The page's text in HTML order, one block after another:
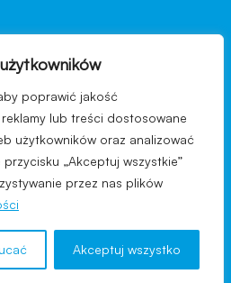
poprawić jakość
lub treści dostosowane
użytkowników oraz analizować
„Akceptuj wszystkie”
przez nas plików
Akceptuj wszystko
strony
prywatności
Kontakt
- All Rights Reserved.